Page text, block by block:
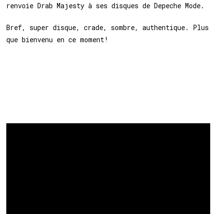
renvoie Drab Majesty à ses disques de Depeche Mode.
Bref, super disque, crade, sombre, authentique. Plus
que bienvenu en ce moment!